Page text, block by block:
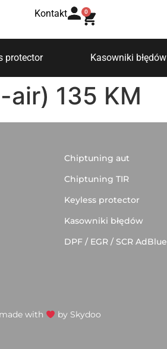
Kontakt 0
protector Kasowniki błędów
air) 135 KM
Chiptuning aut
Chiptuning TIR
Keyless protector
Kasowniki błędów
DPF / EGR / SCR AdBlue
with by Skydoo